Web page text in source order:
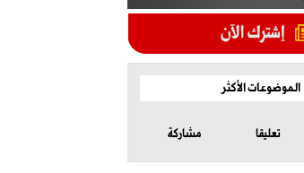
الموضوعات الأكثر
تعليقا مشاركة